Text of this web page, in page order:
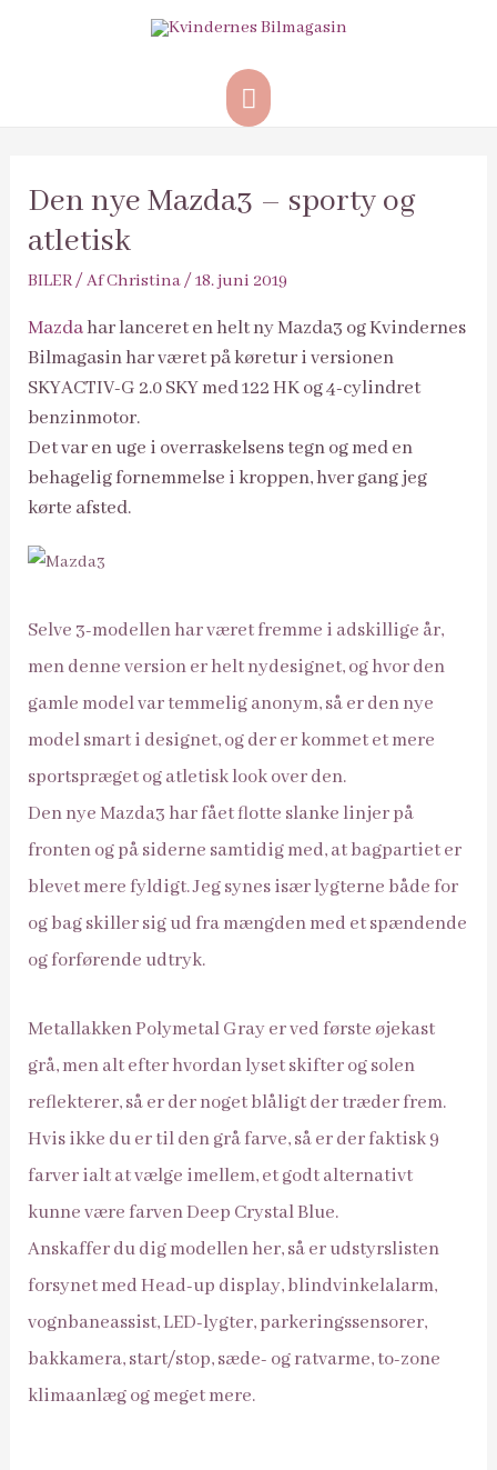
Hovedmenu
Den nye Mazda3 – sporty og
atletisk
BILER/ AfChristina/18. juni 2019
Mazdahar lanceret en helt ny Mazda3 og Kvindernes
Bilmagasin har været på køretur i versionen
SKYACTIV-G 2.0 SKY med 122 HK og 4-cylindret
benzinmotor.
Det var en uge i overraskelsens tegn og med en
behagelig fornemmelse i kroppen, hver gang jeg
kørte afsted.
Selve 3-modellen har været fremme i adskillige år,
men denne version er helt nydesignet, og hvor den
gamle model var temmelig anonym, så er den nye
model smart i designet, og der er kommet et mere
sportspræget og atletisk look over den.
Den nye Mazda3 har fået flotte slanke linjer på
fronten og på siderne samtidig med, at bagpartiet er
blevet mere fyldigt. Jeg synes især lygterne både for
og bag skiller sig ud fra mængden med et spændende
og forførende udtryk.
Metallakken Polymetal Gray er ved første øjekast
grå, men alt efter hvordan lyset skifter og solen
reflekterer, så er der noget blåligt der træder frem.
Hvis ikke du er til den grå farve, så er der faktisk 9
farver ialt at vælge imellem, et godt alternativt
kunne være farven Deep Crystal Blue.
Anskaffer du dig modellen her, så er udstyrslisten
forsynet med Head-up display, blindvinkelalarm,
vognbaneassist, LED-lygter, parkeringssensorer,
bakkamera, start/stop, sæde- og ratvarme, to-zone
klimaanlæg og meget mere.